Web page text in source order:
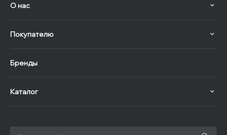
О нас
Покупателю
Бренды
Каталог